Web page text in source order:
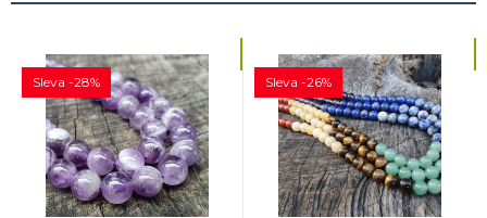
Sleva -28% Sleva -26%